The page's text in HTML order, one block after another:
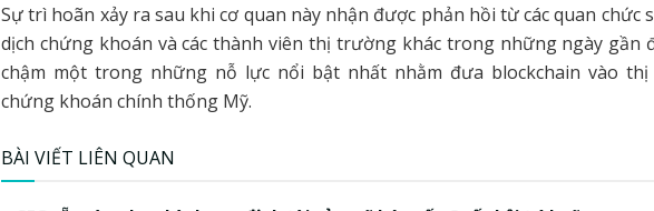
Sự trì hoãn xảy ra sau khi cơ quan này nhận được phản hồi từ các quan chức
dịch chứng khoán và các thành viên thị trường khác trong những ngày gần
chậm một trong những nỗ lực nổi bật nhất nhằm đưa blockchain vào
chứng khoán chính thống Mỹ.
BÀI VIẾT LIÊN QUAN